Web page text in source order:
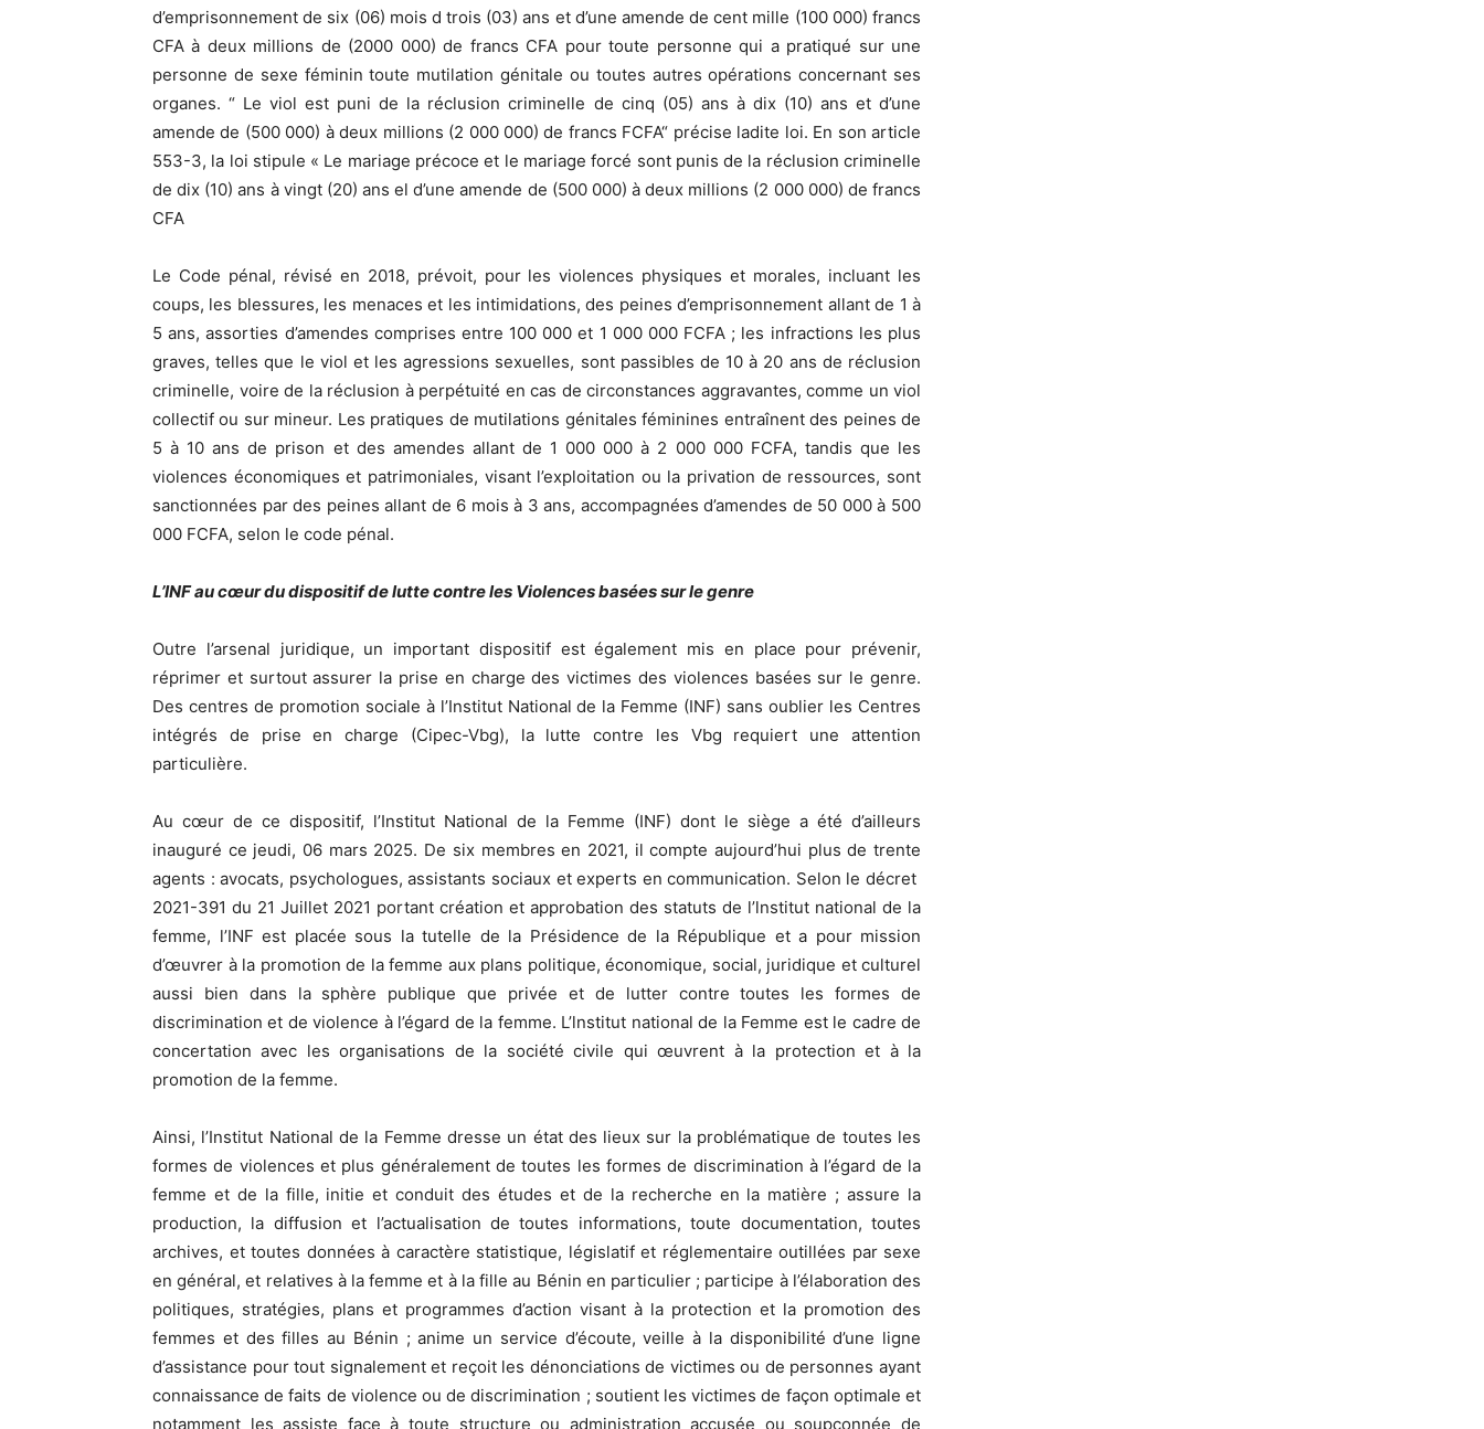
d’emprisonnement de six (06) mois d trois (03) ans et d’une amende de cent mille (100 000) francs
CFA à deux millions de (2000 000) de francs CFA pour toute personne qui a pratiqué sur une
personne de sexe féminin toute mutilation génitale ou toutes autres opérations concernant ses
organes. “ Le viol est puni de la réclusion criminelle de cinq (05) ans à dix (10) ans et d’une
amende de (500 000) à deux millions (2 000 000) de francs FCFA“ précise ladite loi. En son article
553-3, la loi stipule « Le mariage précoce et le mariage forcé sont punis de la réclusion criminelle
de dix (10) ans à vingt (20) ans el d’une amende de (500 000) à deux millions (2 000 000) de francs
CFA
Le Code pénal, révisé en 2018, prévoit, pour les violences physiques et morales, incluant les
coups, les blessures, les menaces et les intimidations, des peines d’emprisonnement allant de 1 à
5 ans, assorties d’amendes comprises entre 100 000 et 1 000 000 FCFA ; les infractions les plus
graves, telles que le viol et les agressions sexuelles, sont passibles de 10 à 20 ans de réclusion
criminelle, voire de la réclusion à perpétuité en cas de circonstances aggravantes, comme un viol
collectif ou sur mineur. Les pratiques de mutilations génitales féminines entraînent des peines de
5 à 10 ans de prison et des amendes allant de 1 000 000 à 2 000 000 FCFA, tandis que les
violences économiques et patrimoniales, visant l’exploitation ou la privation de ressources, sont
sanctionnées par des peines allant de 6 mois à 3 ans, accompagnées d’amendes de 50 000 à 500
000 FCFA, selon le code pénal.
L’INF au cœur du dispositif de lutte contre les Violences basées sur le genre
Outre l’arsenal juridique, un important dispositif est également mis en place pour prévenir,
réprimer et surtout assurer la prise en charge des victimes des violences basées sur le genre.
Des centres de promotion sociale à l’Institut National de la Femme (INF) sans oublier les Centres
intégrés de prise en charge (Cipec-Vbg), la lutte contre les Vbg requiert une attention
particulière.
Au cœur de ce dispositif, l’Institut National de la Femme (INF) dont le siège a été d’ailleurs
inauguré ce jeudi, 06 mars 2025. De six membres en 2021, il compte aujourd’hui plus de trente
agents : avocats, psychologues, assistants sociaux et experts en communication. Selon le décret
2021-391 du 21 Juillet 2021 portant création et approbation des statuts de l’lnstitut national de la
femme, l’INF est placée sous la tutelle de la Présidence de la République et a pour mission
d’œuvrer à la promotion de la femme aux plans politique, économique, social, juridique et culturel
aussi bien dans la sphère publique que privée et de lutter contre toutes les formes de
discrimination et de violence à l’égard de la femme. L’lnstitut national de la Femme est le cadre de
concertation avec les organisations de la société civile qui œuvrent à la protection et à la
promotion de la femme.
Ainsi, l’Institut National de la Femme dresse un état des lieux sur la problématique de toutes les
formes de violences et plus généralement de toutes les formes de discrimination à l’égard de la
femme et de la fille, initie et conduit des études et de la recherche en la matière ; assure la
production, la diffusion et l’actualisation de toutes informations, toute documentation, toutes
archives, et toutes données à caractère statistique, législatif et réglementaire outillées par sexe
en général, et relatives à la femme et à la fille au Bénin en particulier ; participe à l’élaboration des
politiques, stratégies, plans et programmes d’action visant à la protection et la promotion des
femmes et des filles au Bénin ; anime un service d’écoute, veille à la disponibilité d’une ligne
d’assistance pour tout signalement et reçoit les dénonciations de victimes ou de personnes ayant
connaissance de faits de violence ou de discrimination ; soutient les victimes de façon optimale et
notamment les assiste face à toute structure ou administration accusée ou soupçonnée de